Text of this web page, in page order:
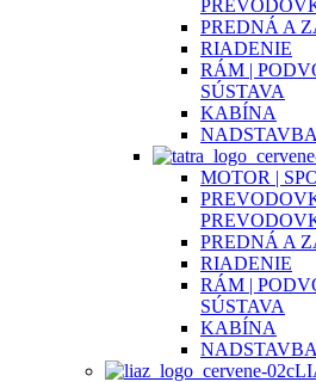
PREDNÁ A
RIADENIE
RÁM |
SÚSTAVA
KABÍNA
NADSTAVBA
MOTOR |
PREDNÁ A
RIADENIE
RÁM |
SÚSTAVA
KABÍNA
NADSTAVBA